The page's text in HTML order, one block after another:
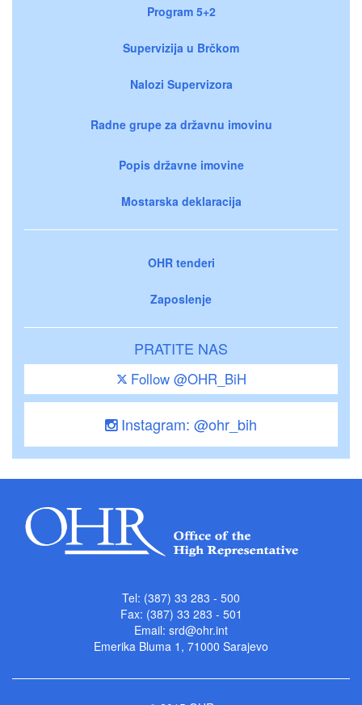
Program 5+2
Supervizija u Brčkom
Nalozi Supervizora
Radne grupe za državnu imovinu
Popis državne imovine
Mostarska deklaracija
OHR tenderi
Zaposlenje
PRATITE NAS
Follow @OHR_BiH
Instagram: @ohr_bih
Tel: (387) 33 283 - 500
Fax: (387) 33 283 - 501
Email: srd@ohr.int
Emerika Bluma 1, 71000 Sarajevo